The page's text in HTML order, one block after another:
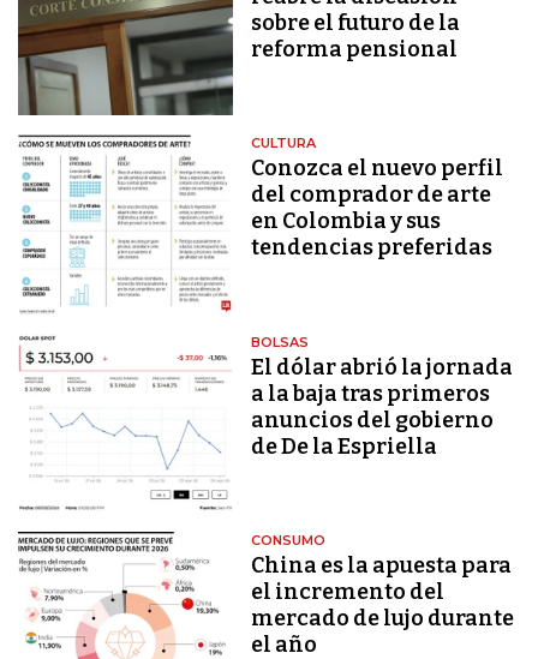
sobre el futuro de la
reforma pensional
CULTURA
Conozca el nuevo perfil
del comprador de arte
en Colombia y sus
tendencias preferidas
BOLSAS
El dólar abrió la jornada
a la baja tras primeros
anuncios del gobierno
de De la Espriella
CONSUMO
China es la apuesta para
el incremento del
mercado de lujo durante
el año